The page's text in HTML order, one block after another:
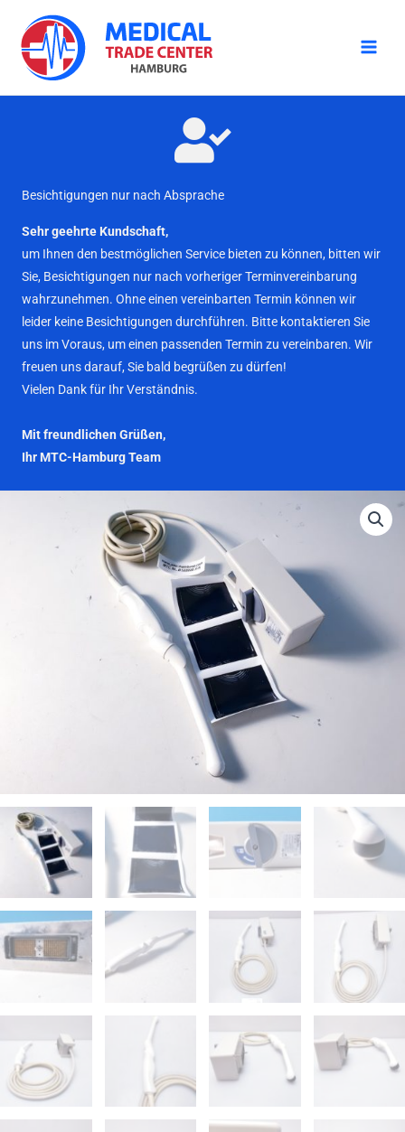
Inhalt
springen
Besichtigungen nur nach Absprache
Sehr geehrte Kundschaft,
um Ihnen den bestmöglichen Service bieten zu können, bitten wir
Sie, Besichtigungen nur nach vorheriger Terminvereinbarung
wahrzunehmen. Ohne einen vereinbarten Termin können wir
leider keine Besichtigungen durchführen. Bitte kontaktieren Sie
uns im Voraus, um einen passenden Termin zu vereinbaren. Wir
freuen uns darauf, Sie bald begrüßen zu dürfen!
Vielen Dank für Ihr Verständnis.
Mit freundlichen Grüßen,
Ihr MTC-Hamburg Team